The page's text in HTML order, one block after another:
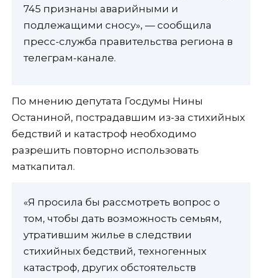
745 признаны аварийными и
подлежащими сносу», — сообщила
пресс-служба правительства региона в
телеграм-канале.
По мнению депутата Госдумы Нины
Останиной, пострадавшим из-за стихийных
бедствий и катастроф необходимо
разрешить повторно использовать
маткапитал.
«Я просила бы рассмотреть вопрос о
том, чтобы дать возможность семьям,
утратившим жилье в следствии
стихийных бедствий, техногенных
катастроф, других обстоятельств